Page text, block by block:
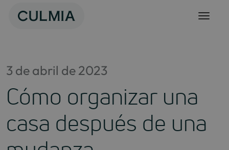
3 de abril de 2023
Cómo organizar una
casa después de una